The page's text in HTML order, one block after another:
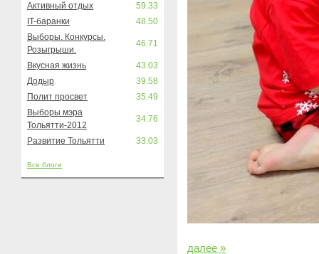
Активный отдых
59.33
IT-баранки
48.50
Выборы. Конкурсы.
Розыгрыши.
46.71
Вкусная жизнь
43.03
Додыр
39.58
Полит просвет
35.49
Выборы мэра
Тольятти-2012
34.76
Развитие Тольятти 33.03
Все блоги
далее »